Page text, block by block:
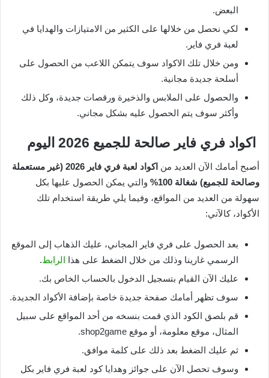
البعض.
لكي نحصل من خلالها على الكثير من الامتيازات والهدايا في
لعبة فري فاير.
ومن خلال تلك الاكواد سوف يتمكن اللاعب من الحصول على
أسلحة جديدة مجانية.
والحصول على الملابس والذخيرة ورقصات جديدة، وكل ذلك
وأكثر سوف يتم الحصول عليه بشكل مجاني.
اكواد فري فاير صالحة للجميع 2026 اليوم
أصبح أمامك الآن العديد من
اكواد لعبة فري فاير 2026 (غير مستعملة
وصالحة للجميع) شغالة 100%
والتي يمكن الحصول عليها بكل
سهولة من العديد من المواقع، وفيما يلي طريقة استخدام تلك
الأكواد، كالآتي:
بعد الحصول على فري فاير المجاني، عليك الذهاب إلى الموقع
الرسمي غارينا وذلك من خلال الضغط على هذا الرابط.
عليك الآن القيام بتسجيل الدخول بالحساب الخاص بك.
سوف تظهر أمامك صفحة جديدة خاصة بإضافة الأكواد الجديدة.
قم بلصق الكود الذي قمت بنسخه من أحد المواقع على سبيل
المثال، موقع معلومة، أو موقع shop2game.
ثم عليك الضغط بعد ذلك على كلمة موافق.
وسوف تحصل الآن على جوائز وهدايا كود لعبة فري فاير بكل